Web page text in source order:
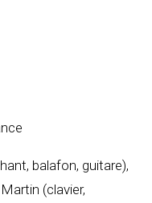
balafon, guitare),
(clavier,